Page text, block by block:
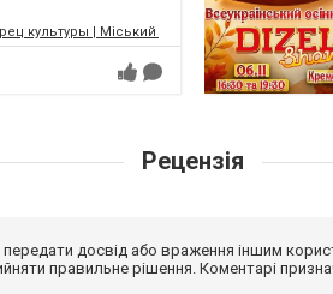
культуры | Міський палац культури | МПК
Рецензія
передати досвід або враження іншим
правильне рішення. Коментарі